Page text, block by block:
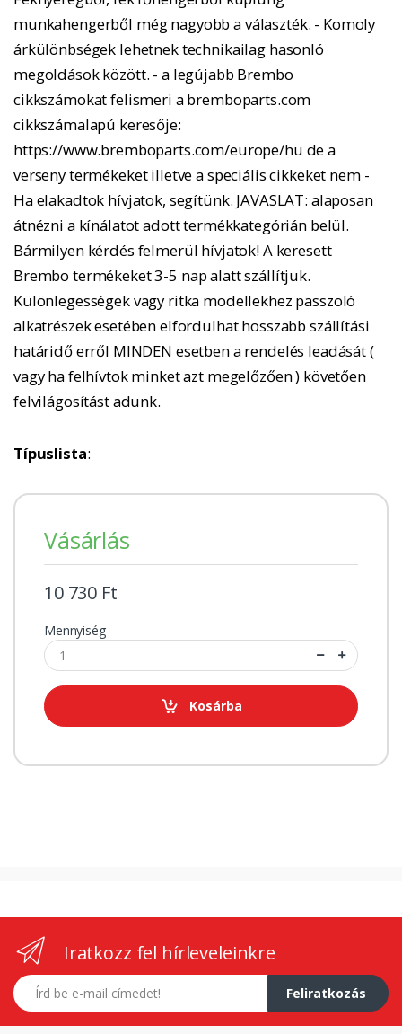
munkahengerből még nagyobb a választék. - Komoly
árkülönbségek lehetnek technikailag hasonló
megoldások között. - a legújabb Brembo
cikkszámokat felismeri a bremboparts.com
cikkszámalapú keresője:
https://www.bremboparts.com/europe/hu de a
verseny termékeket illetve a speciális cikkeket nem -
Ha elakadtok hívjatok, segítünk. JAVASLAT: alaposan
átnézni a kínálatot adott termékkategórián belül.
Bármilyen kérdés felmerül hívjatok! A keresett
Brembo termékeket 3-5 nap alatt szállítjuk.
Különlegességek vagy ritka modellekhez passzoló
alkatrészek esetében elfordulhat hosszabb szállítási
határidő erről MINDEN esetben a rendelés leadását (
vagy ha felhívtok minket azt megelőzően ) követően
felvilágosítást adunk.
Típuslista:
Vásárlás
10 730 Ft
Mennyiség
Kosárba
Iratkozz fel hírleveleinkre
E-mail címed
Feliratkozás